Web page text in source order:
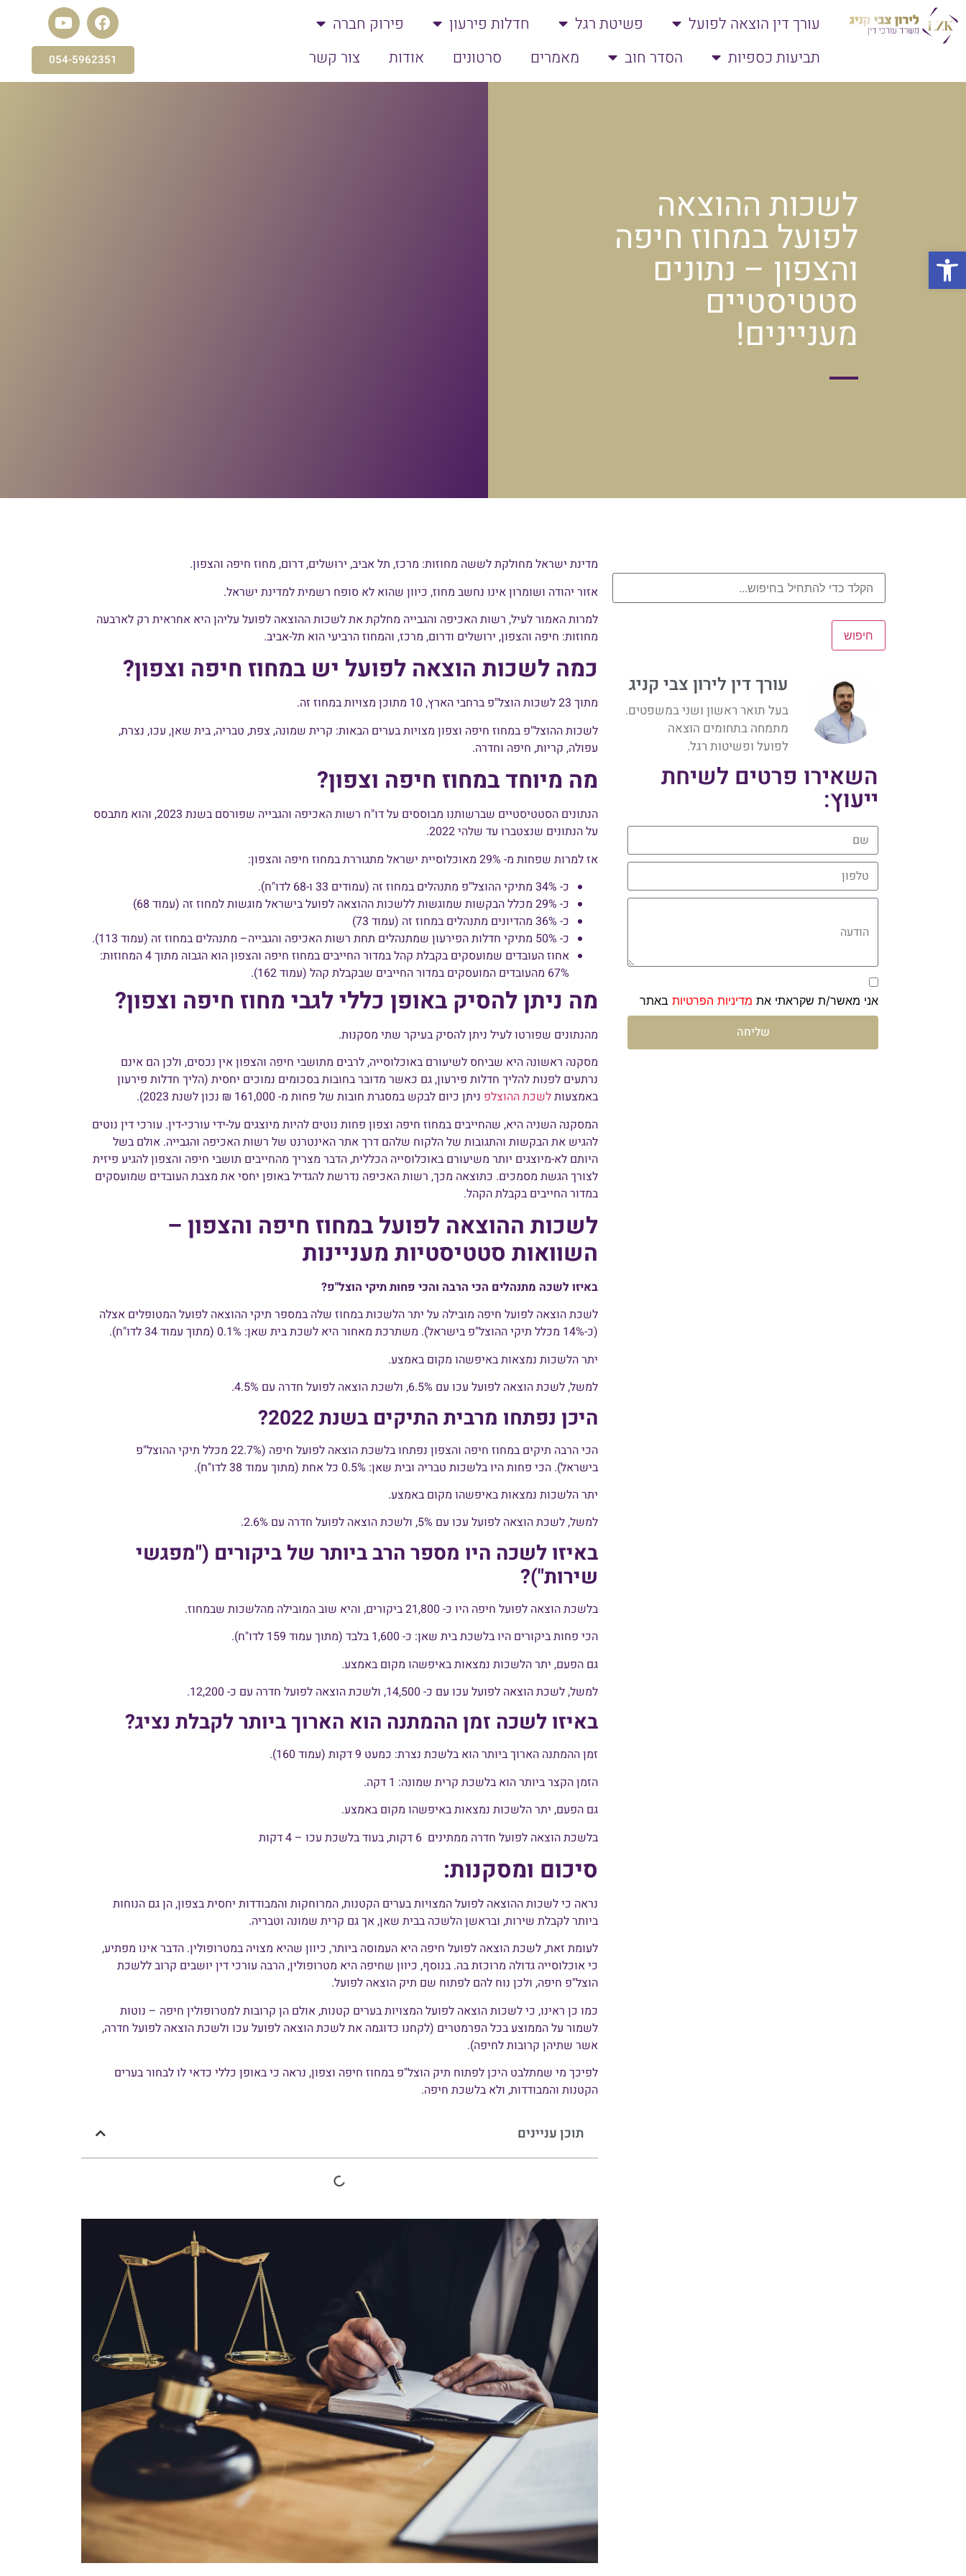
עורך דין הוצאה לפועל פשיטת רגל חדלות פירעון
פירוק חברה
תביעות כספיות
הסדר חוב מאמרים סרטונים אודות צור קשר 054-5962351
לשכות ההוצאה
לפועל במחוז חיפה
והצפון – נתונים
סטטיסטיים
מעניינים!
חיפוש
עורך דין לירון צבי קניג
בעל תואר ראשון ושני במשפטים.
מתמחה בתחומים הוצאה
לפועל ופשיטות רגל.
השאירו פרטים לשיחת
ייעוץ:
שם
טלפון
הודעה
אני מאשר/ת שקראתי את מדיניות הפרטיות באתר
שליחה
מדינת ישראל מחולקת לששה מחוזות: מרכז, תל אביב, ירושלים, דרום, מחוז חיפה והצפון.
אזור יהודה ושומרון אינו נחשב מחוז, כיוון שהוא לא סופח רשמית למדינת ישראל.
למרות האמור לעיל, רשות האכיפה והגבייה מחלקת את לשכות ההוצאה לפועל עליהן היא אחראית רק לארבעה
מחוזות: חיפה והצפון, ירושלים ודרום, מרכז, והמחוז הרביעי הוא תל-אביב.
כמה לשכות הוצאה לפועל יש במחוז חיפה וצפון?
מתוך 23 לשכות הוצל"פ ברחבי הארץ, 10 מתוכן מצויות במחוז זה.
לשכות ההוצל"פ במחוז חיפה וצפון מצויות בערים הבאות: קרית שמונה, צפת, טבריה, בית שאן, עכו, נצרת,
עפולה, קריות, חיפה וחדרה.
מה מיוחד במחוז חיפה וצפון?
הנתונים הסטטיסטיים שברשותנו מבוססים על דו"ח רשות האכיפה והגבייה שפורסם בשנת 2023, והוא מתבסס
על הנתונים שנצטברו עד שלהי 2022.
אז למרות שפחות מ- 29% מאוכלוסיית ישראל מתגוררת במחוז חיפה והצפון:
כ- 34% מתיקי ההוצל"פ מתנהלים במחוז זה (עמודים 33 ו-68 לדו"ח).
כ- 29% מכלל הבקשות שמוגשות ללשכות ההוצאה לפועל בישראל מוגשות למחוז זה (עמוד 68)
כ- 36% מהדיונים מתנהלים במחוז זה (עמוד 73)
כ- 50% מתיקי חדלות הפירעון שמתנהלים תחת רשות האכיפה והגבייה– מתנהלים במחוז זה (עמוד 113).
אחוז העובדים שמועסקים בקבלת קהל במדור החייבים במחוז חיפה והצפון הוא הגבוה מתוך 4 המחוזות:
67% מהעובדים המועסקים במדור החייבים שבקבלת קהל (עמוד 162).
מה ניתן להסיק באופן כללי לגבי מחוז חיפה וצפון?
מהנתונים שפורטו לעיל ניתן להסיק בעיקר שתי מסקנות.
מסקנה ראשונה היא שביחס לשיעורם באוכלוסייה, לרבים מתושבי חיפה והצפון אין נכסים, ולכן הם אינם
נרתעים לפנות להליך חדלות פירעון, גם כאשר מדובר בחובות בסכומים נמוכים יחסית (הליך חדלות פירעון
באמצעותלשכת ההוצלפ ניתן כיום לבקש במסגרת חובות של פחות מ- 161,000 ₪ נכון לשנת 2023).
המסקנה השניה היא, שהחייבים במחוז חיפה וצפון פחות נוטים להיות מיוצגים על-ידי עורכי-דין. עורכי דין נוטים
להגיש את הבקשות והתגובות של הלקוח שלהם דרך אתר האינטרנט של רשות האכיפה והגבייה. אולם בשל
היותם לא-מיוצגים יותר משיעורם באוכלוסייה הכללית, הדבר מצריך מהחייבים תושבי חיפה והצפון להגיע פיזית
לצורך הגשת מסמכים. כתוצאה מכך, רשות האכיפה נדרשת להגדיל באופן יחסי את מצבת העובדים שמועסקים
במדור החייבים בקבלת הקהל.
לשכות ההוצאה לפועל במחוז חיפה והצפון –
השוואות סטטיסטיות מעניינות
באיזו לשכה מתנהלים הכי הרבה והכי פחות תיקי הוצל"פ?
לשכת הוצאה לפועל חיפה מובילה על יתר הלשכות במחוז שלה במספר תיקי ההוצאה לפועל המטופלים אצלה
(כ-14% מכלל תיקי ההוצל"פ בישראל). משתרכת מאחור היא לשכת בית שאן: 0.1% (מתוך עמוד 34 לדו"ח).
יתר הלשכות נמצאות באיפשהו מקום באמצע.
למשל, לשכת הוצאה לפועל עכו עם 6.5%, ולשכת הוצאה לפועל חדרה עם 4.5%.
היכן נפתחו מרבית התיקים בשנת 2022?
הכי הרבה תיקים במחוז חיפה והצפון נפתחו בלשכת הוצאה לפועל חיפה (22.7% מכלל תיקי ההוצל"פ
בישראל). הכי פחות היו בלשכות טבריה ובית שאן: 0.5% כל אחת (מתוך עמוד 38 לדו"ח).
יתר הלשכות נמצאות באיפשהו מקום באמצע.
למשל, לשכת הוצאה לפועל עכו עם 5%, ולשכת הוצאה לפועל חדרה עם 2.6%.
באיזו לשכה היו מספר הרב ביותר של ביקורים ("מפגשי
שירות")?
בלשכת הוצאה לפועל חיפה היו כ- 21,800 ביקורים, והיא שוב המובילה מהלשכות שבמחוז.
הכי פחות ביקורים היו בלשכת בית שאן: כ- 1,600 בלבד (מתוך עמוד 159 לדו"ח).
גם הפעם, יתר הלשכות נמצאות באיפשהו מקום באמצע.
למשל, לשכת הוצאה לפועל עכו עם כ- 14,500, ולשכת הוצאה לפועל חדרה עם כ- 12,200.
באיזו לשכה זמן ההמתנה הוא הארוך ביותר לקבלת נציג?
זמן ההמתנה הארוך ביותר הוא בלשכת נצרת: כמעט 9 דקות (עמוד 160).
הזמן הקצר ביותר הוא בלשכת קרית שמונה: 1 דקה.
גם הפעם, יתר הלשכות נמצאות באיפשהו מקום באמצע.
בלשכת הוצאה לפועל חדרה ממתינים 6 דקות, בעוד בלשכת עכו – 4 דקות
סיכום ומסקנות:
נראה כי לשכות ההוצאה לפועל המצויות בערים הקטנות, המרוחקות והמבודדות יחסית בצפון, הן גם הנוחות
ביותר לקבלת שירות, ובראשן הלשכה בבית שאן, אך גם קרית שמונה וטבריה.
לעומת זאת, לשכת הוצאה לפועל חיפה היא העמוסה ביותר, כיוון שהיא מצויה במטרופולין. הדבר אינו מפתיע,
כי אוכלוסייה גדולה מרוכזת בה. בנוסף, כיוון שחיפה היא מטרופולין, הרבה עורכי דין יושבים קרוב ללשכת
הוצל"פ חיפה, ולכן נוח להם לפתוח שם תיק הוצאה לפועל.
כמו כן ראינו, כי לשכות הוצאה לפועל המצויות בערים קטנות, אולם הן קרובות למטרופולין חיפה – נוטות
לשמור על הממוצע בכל הפרמטרים (לקחנו כדוגמה את לשכת הוצאה לפועל עכו ולשכת הוצאה לפועל חדרה,
אשר שתיהן קרובות לחיפה).
לפיכך מי שמתלבט היכן לפתוח תיק הוצל"פ במחוז חיפה וצפון, נראה כי באופן כללי כדאי לו לבחור בערים
הקטנות והמבודדות, ולא בלשכת חיפה.
תוכן עניינים
פתח סרגל נגישות